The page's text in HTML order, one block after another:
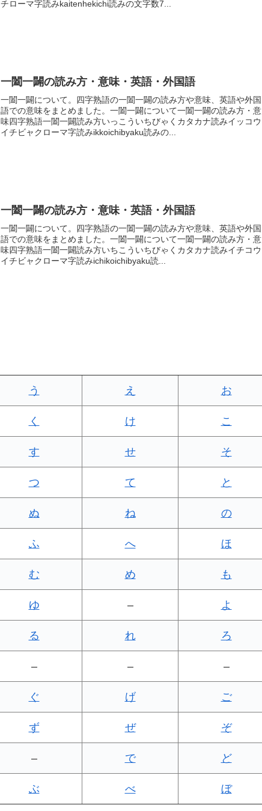
チローマ字読みkaitenhekichi読みの文字数7...
一闔一闢の読み方・意味・英語・外国語
一闔一闢について。四字熟語の一闔一闢の読み方や意味、英語や外国
語での意味をまとめました。一闔一闢について一闔一闢の読み方・意
味四字熟語一闔一闢読み方いっこういちびゃくカタカナ読みイッコウ
イチビャクローマ字読みikkoichibyaku読みの...
一闔一闢の読み方・意味・英語・外国語
一闔一闢について。四字熟語の一闔一闢の読み方や意味、英語や外国
語での意味をまとめました。一闔一闢について一闔一闢の読み方・意
味四字熟語一闔一闢読み方いちこういちびゃくカタカナ読みイチコウ
イチビャクローマ字読みichikoichibyaku読...
う え お
く け こ
す せ そ
つ て と
ぬ ね の
ふ へ ほ
む め も
ゆ – よ
る れ ろ
– – –
ぐ げ ご
ず ぜ ぞ
– で ど
ぶ べ ぼ